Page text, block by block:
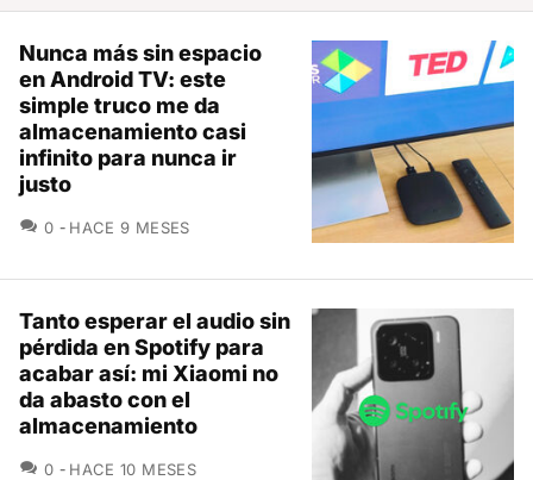
Nunca más sin espacio
en Android TV: este
simple truco me da
almacenamiento casi
infinito para nunca ir
justo
0 COMENTARIOS
HACE 9 MESES
Tanto esperar el audio sin
pérdida en Spotify para
acabar así: mi Xiaomi no
da abasto con el
almacenamiento
0 COMENTARIOS
HACE 10 MESES